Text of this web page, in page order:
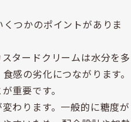
つかのポイントがありま
タードクリームは水分を多
感の劣化につながります。
重要です。
わります。一般的に糖度が